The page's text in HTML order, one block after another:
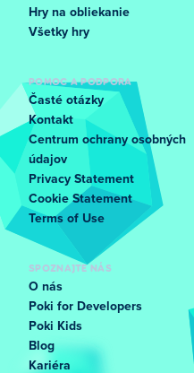
Hry na obliekanie
Všetky hry
POMOC A PODPORA
Časté otázky
Kontakt
Centrum ochrany osobných
údajov
Privacy Statement
Cookie Statement
Terms of Use
SPOZNAJTE NÁS
O nás
Poki for Developers
Poki Kids
Blog
Kariéra